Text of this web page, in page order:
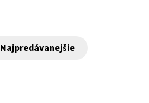
Najpredávanejšie